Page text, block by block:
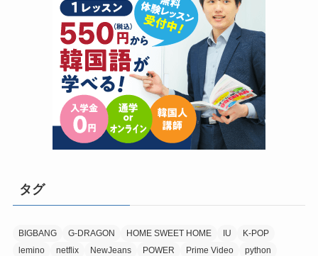
タグ
BIGBANG G-DRAGON HOME SWEET HOME IU
K-POP
lemino
netflix NewJeans POWER Prime Video
python